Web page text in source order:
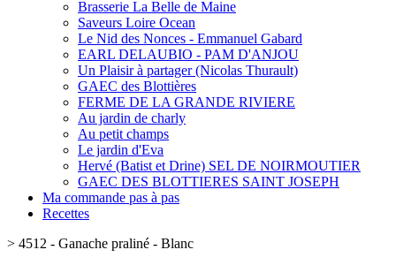
Brasserie La Belle de Maine
Saveurs Loire Ocean
Le Nid des Nonces - Emmanuel Gabard
EARL DELAUBIO - PAM D'ANJOU
Un Plaisir à partager (Nicolas Thurault)
GAEC des Blottières
FERME DE LA GRANDE RIVIERE
Au jardin de charly
Au petit champs
Le jardin d'Eva
Hervé (Batist et Drine) SEL DE NOIRMOUTIER
GAEC DES BLOTTIERES SAINT JOSEPH
Ma commande pas à pas
Recettes
> 4512 - Ganache praliné - Blanc